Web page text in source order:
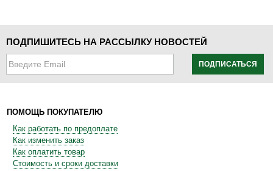
ПОДПИШИТЕСЬ НА РАССЫЛКУ НОВОСТЕЙ
ПОДПИСАТЬСЯ
ПОМОЩЬ ПОКУПАТЕЛЮ
Как работать по предоплате
Как изменить заказ
Как оплатить товар
Стоимость и сроки доставки